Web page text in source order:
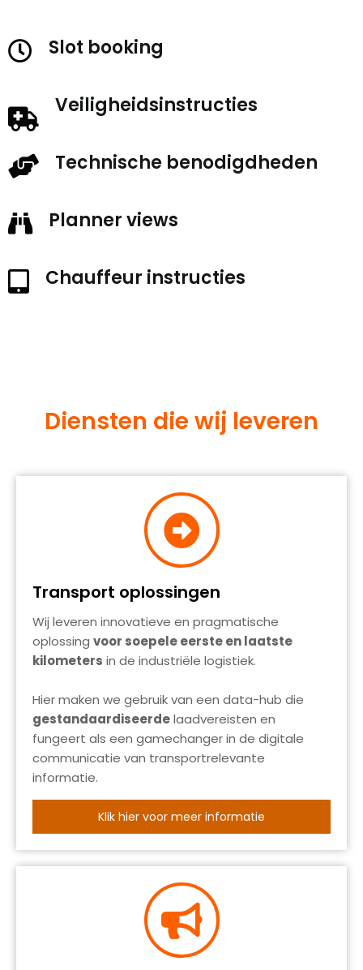
Slot booking
Veiligheidsinstructies
Technische benodigdheden
Planner views
Chauffeur instructies
Diensten die wij leveren
Transport oplossingen
Wij leveren innovatieve en pragmatische
oplossing voor soepele eerste en laatste
kilometers in de industriële logistiek.
Hier maken we gebruik van een data-hub die
gestandaardiseerdelaadvereisten en
fungeert als een gamechanger in de digitale
communicatie van transportrelevante
informatie.
Klik hier voor meer informatie